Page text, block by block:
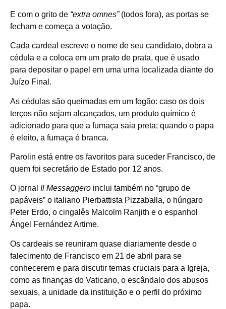
E com o grito de “extra omnes”(todos fora), as portas se
fecham e começa a votação.
Cada cardeal escreve o nome de seu candidato, dobra a
cédula e a coloca em um prato de prata, que é usado
para depositar o papel em uma urna localizada diante do
Juízo Final.
As cédulas são queimadas em um fogão: caso os dois
terços não sejam alcançados, um produto químico é
adicionado para que a fumaça saia preta; quando o papa
é eleito, a fumaça é branca.
Parolin está entre os favoritos para suceder Francisco, de
quem foi secretário de Estado por 12 anos.
O jornal Il Messaggero inclui também no “grupo de
papáveis” o italiano Pierbattista Pizzaballa, o húngaro
Peter Erdo, o cingalês Malcolm Ranjith e o espanhol
Ángel Fernández Artime.
Os cardeais se reuniram quase diariamente desde o
falecimento de Francisco em 21 de abril para se
conhecerem e para discutir temas cruciais para a Igreja,
como as finanças do Vaticano, o escândalo dos abusos
sexuais, a unidade da instituição e o perfil do próximo
papa.